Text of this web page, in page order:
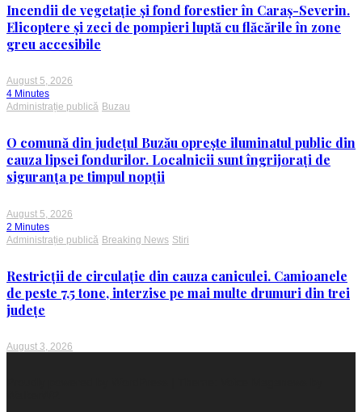
Incendii de vegetație și fond forestier în Caraș-Severin.
Elicoptere și zeci de pompieri luptă cu flăcările în zone
greu accesibile
August 5, 2026
4 Minutes
Administrație publică Buzau
O comună din județul Buzău oprește iluminatul public din
cauza lipsei fondurilor. Localnicii sunt îngrijorați de
siguranța pe timpul nopții
August 5, 2026
2 Minutes
Administrație publică Breaking News Stiri
Restricții de circulație din cauza caniculei. Camioanele
de peste 7,5 tone, interzise pe mai multe drumuri din trei
județe
August 3, 2026